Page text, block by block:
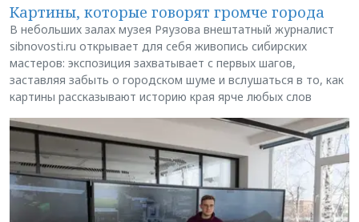
Картины, которые говорят громче города
В небольших залах музея Ряузова внештатный журналист
sibnovosti.ru открывает для себя живопись сибирских
мастеров: экспозиция захватывает с первых шагов,
заставляя забыть о городском шуме и вслушаться в то, как
картины рассказывают историю края ярче любых слов